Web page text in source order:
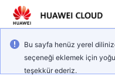
Bu sayfa henüz yerel
seçeneği eklemek için
teşekkür ederiz.